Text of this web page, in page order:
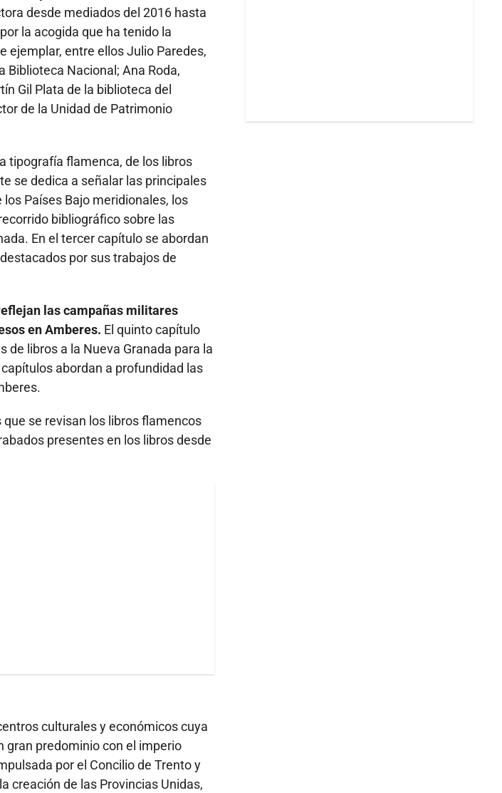
desde mediados del 2016 hasta
la acogida que ha tenido la
ejemplar, entre ellos Julio Paredes,
Biblioteca Nacional; Ana Roda,
Gil Plata de la biblioteca del
de la Unidad de Patrimonio
tipografía flamenca, de los libros
se dedica a señalar las principales
Países Bajo meridionales, los
bibliográfico sobre las
En el tercer capítulo se abordan
por sus trabajos de
las campañas militares
en Amberes. El quinto capítulo
libros a la Nueva Granada para la
abordan a profundidad las
se revisan los libros flamencos
presentes en los libros desde
culturales y económicos cuya
gran predominio con el imperio
por el Concilio de Trento y
creación de las Provincias Unidas,